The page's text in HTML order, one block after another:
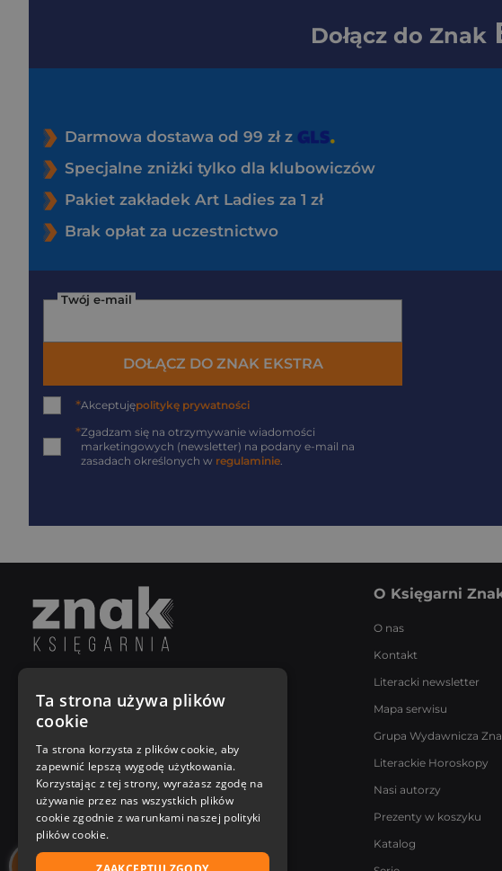
Dołącz do Znak
Darmowa dostawa od 99 zł z
Specjalne zniżki tylko dla klubowiczów
Pakiet zakładek Art Ladies za 1 zł
Brak opłat za uczestnictwo
Twój e-mail
DOŁĄCZ DO ZNAK EKSTRA
*Akceptujępolitykę prywatności
*Zgadzam się na otrzymywanie wiadomości
marketingowych (newsletter) na podany e-mail na
zasadach określonych w regulaminie.
Poniedziałek - Piątek
8:00 - 18:00
[email protected]
Bądź z nami na bieżąco
O Księgarni
O nas
Kontakt
Literacki newsletter
Mapa serwisu
Grupa Wydawnicza
Literackie Horoskopy
Nasi autorzy
Prezenty w koszyku
Katalog
Ta strona używa plików
cookie
Ta strona korzysta z plików cookie, aby
zapewnić lepszą wygodę użytkowania.
Korzystając z tej strony, wyrażasz zgodę na
używanie przez nas wszystkich plików
cookie zgodnie z warunkami naszej polityki
plików cookie.